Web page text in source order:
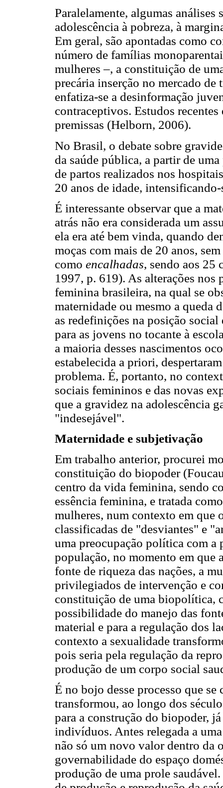
Paralelamente, algumas
adolescência à pobreza, à
Em geral, são apontadas como
número de famílias
mulheres –, a constituição de
precária inserção no mercado
enfatiza-se a desinformação
contraceptivos. Estudos
premissas (Helborn, 2006).
No Brasil, o debate sobre
da saúde pública, a partir de
de partos realizados nos
20 anos de idade,
É interessante observar que a
atrás não era considerada um
ela era até bem vinda, quando
moças com mais de 20 anos,
como encalhadas, sendo aos 25
1997, p. 619). As alterações nos
feminina brasileira, na qual se
maternidade ou mesmo a queda
as redefinições na posição
para as jovens no tocante à
a maioria desses nascimentos
estabelecida a priori,
problema. É, portanto, no
sociais femininos e das novas
que a gravidez na adolescência
"indesejável".
Maternidade e subjetivação
Em trabalho anterior, procurei
constituição do biopoder
centro da vida feminina, sendo
essência feminina, e tratada
mulheres, num contexto em que
classificadas de "desviantes" e
uma preocupação política com a
população, no momento em que
fonte de riqueza das nações, a
privilegiados de intervenção e
constituição de uma biopolítica,
possibilidade do manejo das
material e para a regulação dos
contexto a sexualidade
pois seria pela regulação da
produção de um corpo social
É no bojo desse processo que
transformou, ao longo dos
para a construção do biopoder,
indivíduos. Antes relegada a
não só um novo valor dentro da
governabilidade do espaço
produção de uma prole